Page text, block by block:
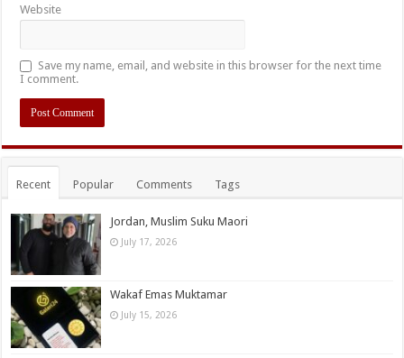
Website
Save my name, email, and website in this browser for the next time
I comment.
Recent Popular Comments Tags
Jordan, Muslim Suku Maori
July 17, 2026
Wakaf Emas Muktamar
July 15, 2026